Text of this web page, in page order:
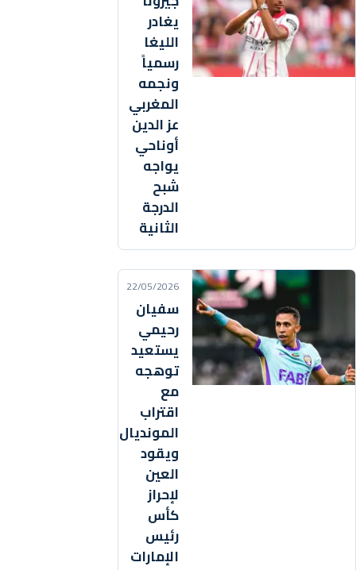
يغادر
الليغا
رسمياً
ونجمه
المغربي
عز الدين
أوناحي
يواجه
شبح
الدرجة
الثانية
22/05/2026
سفيان
رحيمي
يستعيد
توهجه
مع
اقتراب
المونديال
ويقود
العين
لإحراز
كأس
رئيس
الإمارات